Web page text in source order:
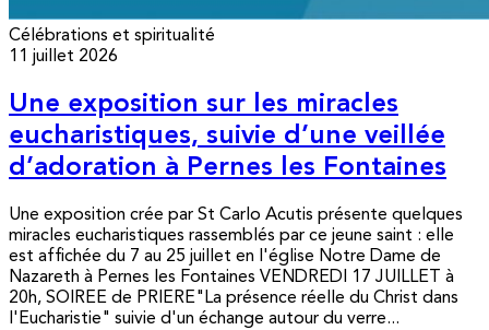
Célébrations et spiritualité
11 juillet 2026
Une exposition sur les miracles
eucharistiques, suivie d’une veillée
d’adoration à Pernes les Fontaines
Une exposition crée par St Carlo Acutis présente quelques
miracles eucharistiques rassemblés par ce jeune saint : elle
est affichée du 7 au 25 juillet en l'église Notre Dame de
Nazareth à Pernes les Fontaines VENDREDI 17 JUILLET à
20h, SOIREE de PRIERE"La présence réelle du Christ dans
l'Eucharistie" suivie d'un échange autour du verre...